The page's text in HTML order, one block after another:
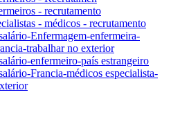
- recrutamento
- médicos - recrutamento
Enfermagem-enfermeira-
trabalhar no exterior
enfermeiro-país estrangeiro
Francia-médicos especialista-